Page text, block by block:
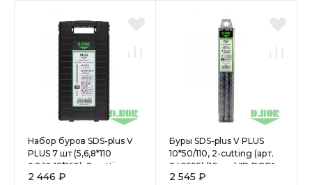
Набор буров SDS-plus V
PLUS 7 шт (5,6,8*110
6,8,10,12*160), 2-cutting
(арт. 240987) "D.BOR"
2 446 ₽
Буры SDS-plus V PLUS
10*50/110, 2-cutting (арт.
240555) (10 шт.) "D.BOR"
61060
2 545 ₽